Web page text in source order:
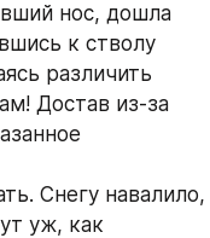
нос, дошла
к стволу
различить
Достав из-за
Снегу навалило,
уж, как